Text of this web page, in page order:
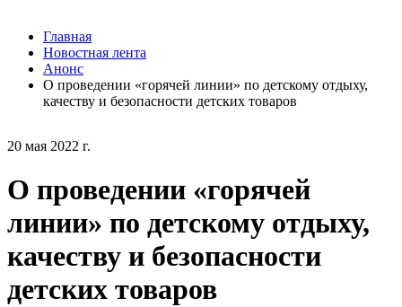
20 мая 2022 г.
О проведении «горячей
линии» по детскому отдыху,
качеству и безопасности
детских товаров
Главная
Новостная лента
Анонс
О проведении «горячей линии» по детскому отдыху,
качеству и безопасности детских товаров